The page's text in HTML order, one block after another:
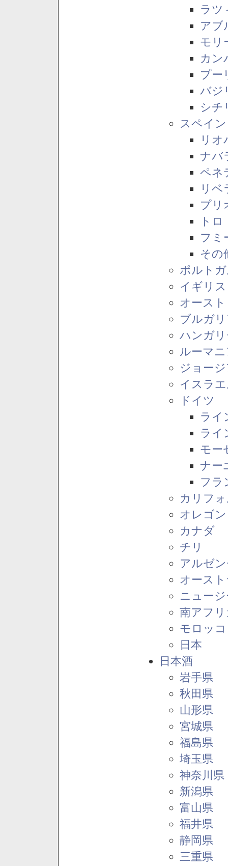
ラツ
アブ
モリ
カン
プー
バジ
シチ
スペイン
リオ
ナバ
ペネ
リベ
プリ
トロ
フミ
その
ポルト
イギリス
オース
ブルガ
ハンガ
ルーマ
ジョー
イスラ
ドイツ
ライ
ライ
モー
ナー
フラ
カリフ
オレゴ
カナダ
チリ
アルゼ
オース
ニュー
南アフ
モロッコ
日本
日本酒
岩手県
秋田県
山形県
宮城県
福島県
埼玉県
神奈川県
新潟県
富山県
福井県
静岡県
三重県